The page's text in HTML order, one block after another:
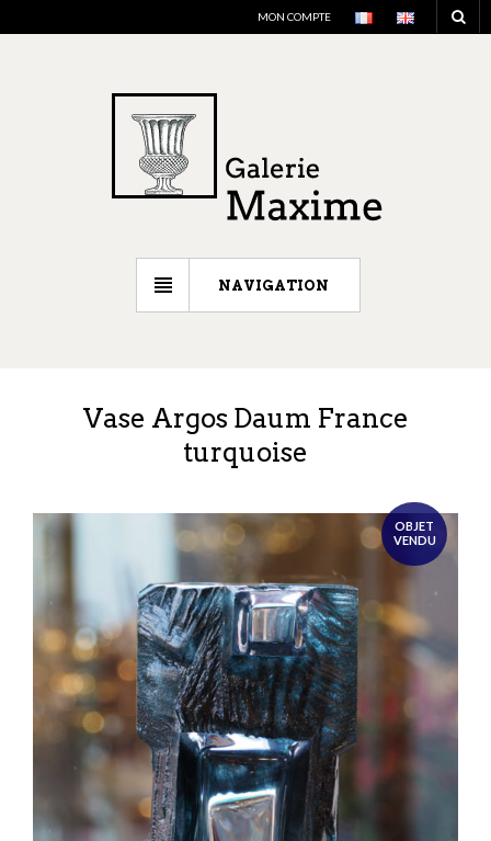
MON COMPTE
NAVIGATION
Vase Argos Daum France
turquoise
OBJET
VENDU